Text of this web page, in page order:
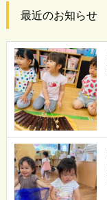
最近のお知らせ